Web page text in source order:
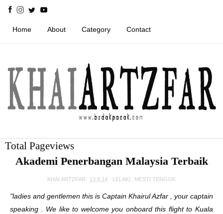
Home About Category Contact
Total Pageviews
Akademi Penerbangan Malaysia Terbaik
KHAI ARTZFAR 13.8.14 LELAKI MESTI TENGOK
"ladies and gentlemen this is Captain Khairul Azfar , your captain
speaking . We like to welcome you onboard this flight to Kuala